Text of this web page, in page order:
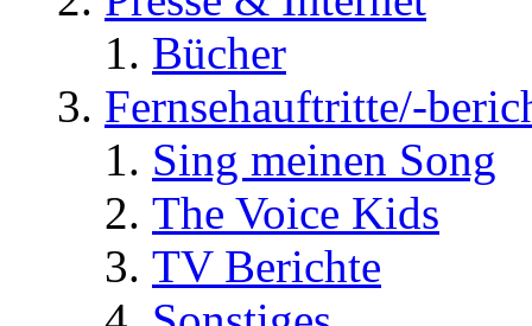
Bücher
Fernsehauftritte/-
Sing meinen Song
The Voice Kids
TV Berichte